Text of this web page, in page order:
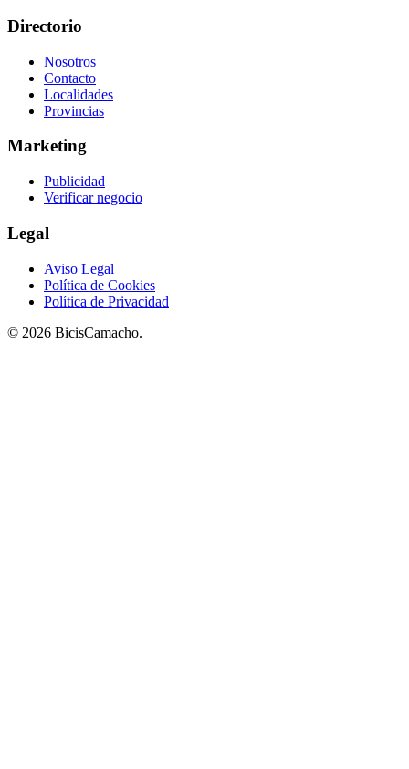
Directorio
Nosotros
Contacto
Localidades
Provincias
Marketing
Publicidad
Verificar negocio
Legal
Aviso Legal
Política de Cookies
Política de Privacidad
© 2026 BicisCamacho.